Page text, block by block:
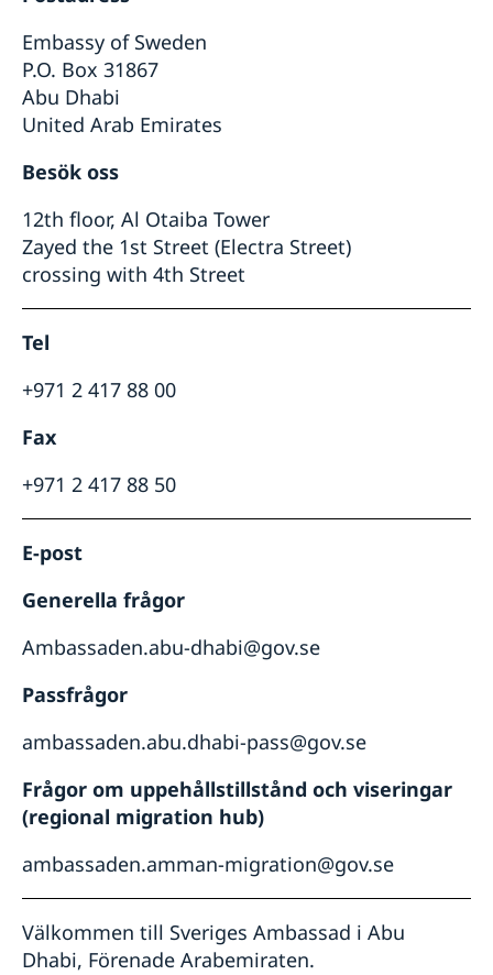
Embassy of Sweden
P.O. Box 31867
Abu Dhabi
United Arab Emirates
Besök oss
12th floor, Al Otaiba Tower
Zayed the 1st Street (Electra Street)
crossing with 4th Street
Tel
+971 2 417 88 00
Fax
+971 2 417 88 50
E-post
Generella frågor
Ambassaden.abu-dhabi@gov.se
Passfrågor
ambassaden.abu.dhabi-pass@gov.se
Frågor om uppehållstillstånd och viseringar
(regional migration hub)
ambassaden.amman-migration@gov.se
Välkommen till Sveriges Ambassad i Abu
Dhabi, Förenade Arabemiraten.